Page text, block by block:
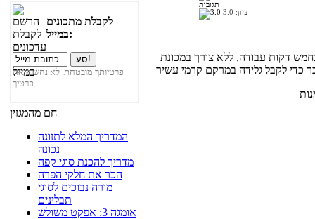
לקבלת מתכונים
במייל:
פרטיותך מובטחת. לא נחשוף את
פרטיך.
חם מהמגזין
המדריך המלא לתזונה
נכונה
מדריך להכנת סוגי קפה
הכר את חלקי הפרה
מורה נבוכים לסוגי
תבלינים
אומגה 3: אפקט משולש
תגובות
ציון: 3.0
דקות עבודה, ללא צורך במכונת